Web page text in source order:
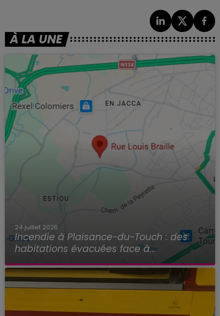
À LA UNE
24 juillet 2026
Incendie à Plaisance-du-Touch : des
habitations évacuées face à...